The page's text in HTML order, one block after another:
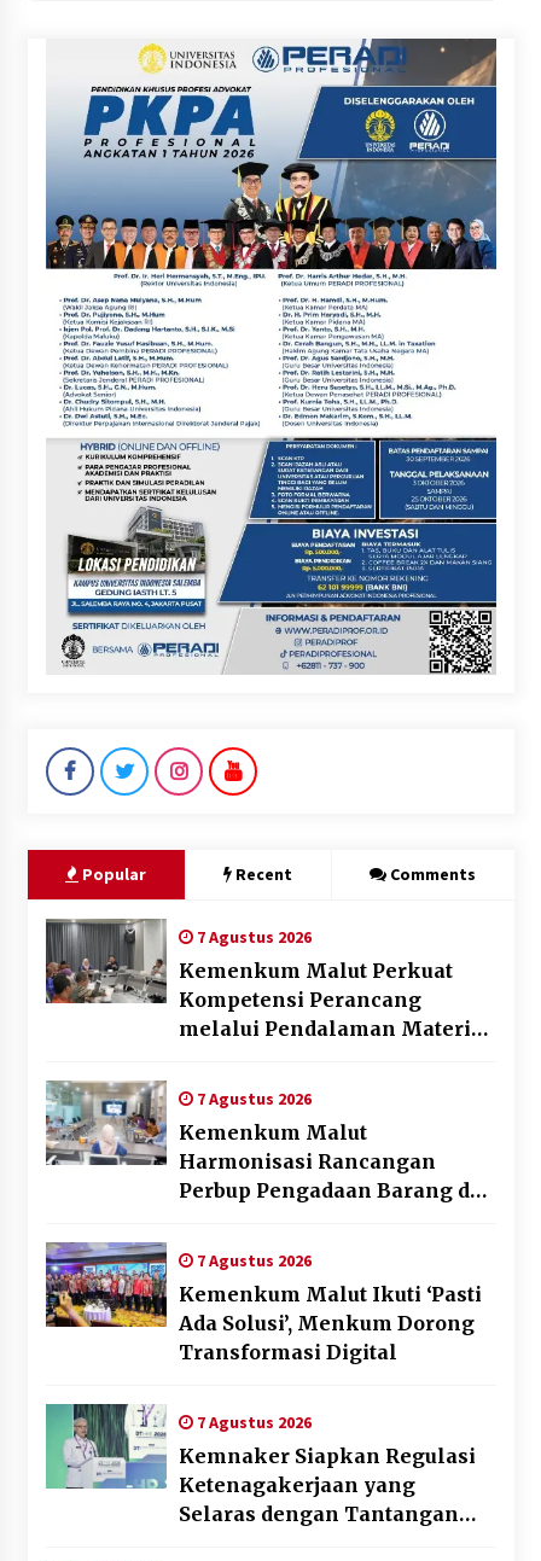
Popular Recent Comments
7 Agustus 2026
Kemenkum Malut Perkuat
Kompetensi Perancang
melalui Pendalaman Materi
Daerah
7 Agustus 2026
Kemenkum Malut
Harmonisasi Rancangan
Perbup Pengadaan Barang dan
7 Agustus 2026
Kemenkum Malut Ikuti ‘Pasti
Ada Solusi’, Menkum Dorong
Transformasi Digital
7 Agustus 2026
Kemnaker Siapkan Regulasi
Ketenagakerjaan yang
Selaras dengan Tantangan